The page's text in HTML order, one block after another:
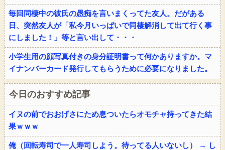
毎回同棲中の彼氏の愚痴を言いまくってた友人。だがある
日、突然友人が「私今月いっぱいで同棲解消して出て行く事
にしました！」等と言い出して・・・
小学生用の顔写真付きの身分証明書って何かありますか。マ
イナンバーカード発行してもらうために必要になりました。
今日のおすすめ記事
イヌの前でおおげさにため息ついたらオモチャ持ってきた結
果ｗｗｗ
俺（回転寿司で一人寿司しよう。待ってる人いないし） → し